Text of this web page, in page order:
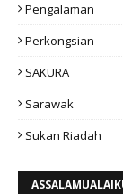
Pengalaman
Perkongsian
SAKURA
Sarawak
Sukan Riadah